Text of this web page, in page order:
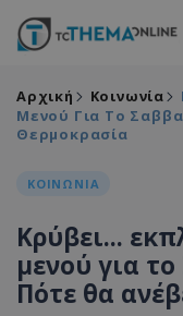
Αρχική Κοινωνία
Μενού Για Το
Θερμοκρασία
ΚΟΙΝΩΝΙΑ
Κρύβει...
μενού για
Πότε θα